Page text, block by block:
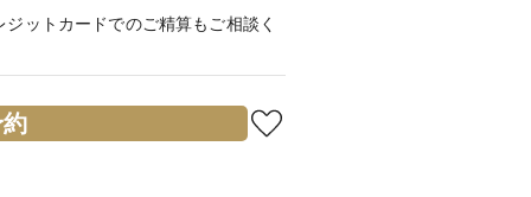
ットカードでのご精算もご相談く